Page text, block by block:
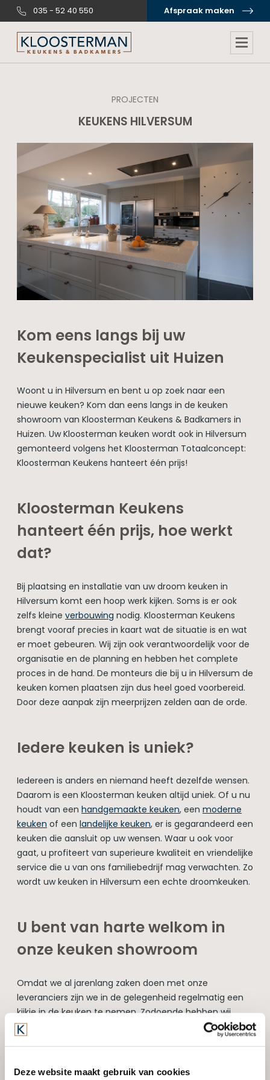
Deze website maakt gebruik van cookies
035 - 52 40 550 Afspraak maken
PROJECTEN
KEUKENS HILVERSUM
Kom eens langs bij uw
Keukenspecialist uit Huizen
Woont u in Hilversum en bent u op zoek naar een
nieuwe keuken? Kom dan eens langs in de keuken
showroom van Kloosterman Keukens & Badkamers in
Huizen. Uw Kloosterman keuken wordt ook in Hilversum
gemonteerd volgens het Kloosterman Totaalconcept:
Kloosterman Keukens hanteert één prijs!
Kloosterman Keukens
hanteert één prijs, hoe werkt
dat?
Bij plaatsing en installatie van uw droom keuken in
Hilversum komt een hoop werk kijken. Soms is er ook
zelfs kleine verbouwing nodig. Kloosterman Keukens
brengt vooraf precies in kaart wat de situatie is en wat
er moet gebeuren. Wij zijn ook verantwoordelijk voor de
organisatie en de planning en hebben het complete
proces in de hand. De monteurs die bij u in Hilversum de
keuken komen plaatsen zijn dus heel goed voorbereid.
Door deze aanpak zijn meerprijzen zelden aan de orde.
Iedere keuken is uniek?
Iedereen is anders en niemand heeft dezelfde wensen.
Daarom is een Kloosterman keuken altijd uniek. Of u nu
houdt van een handgemaakte keuken, een moderne
keuken of een landelijke keuken, er is gegarandeerd een
keuken die aansluit op uw wensen. Waar u ook voor
gaat, u profiteert van superieure kwaliteit en vriendelijke
service die u van ons familiebedrijf mag verwachten. Zo
wordt uw keuken in Hilversum een echte droomkeuken.
U bent van harte welkom in
onze keuken showroom
Omdat we al jarenlang zaken doen met onze
leveranciers zijn we in de gelegenheid regelmatig een
kijkje in de keuken te nemen. Zodoende hebben wij
voortdurend interessante primeurs voor uw keuken in
Hilversum tegen een interessante prijs. Reden genoeg
omgeving van Hilversum langs te komen!